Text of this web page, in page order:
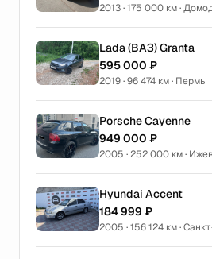
2013 · 175 000 км ·
Lada (ВАЗ) Granta
595 000 ₽
2019 · 96 474 км · Пермь
Porsche Cayenne
949 000 ₽
2005 · 252 000 км ·
Hyundai Accent
184 999 ₽
2005 · 156 124 км ·